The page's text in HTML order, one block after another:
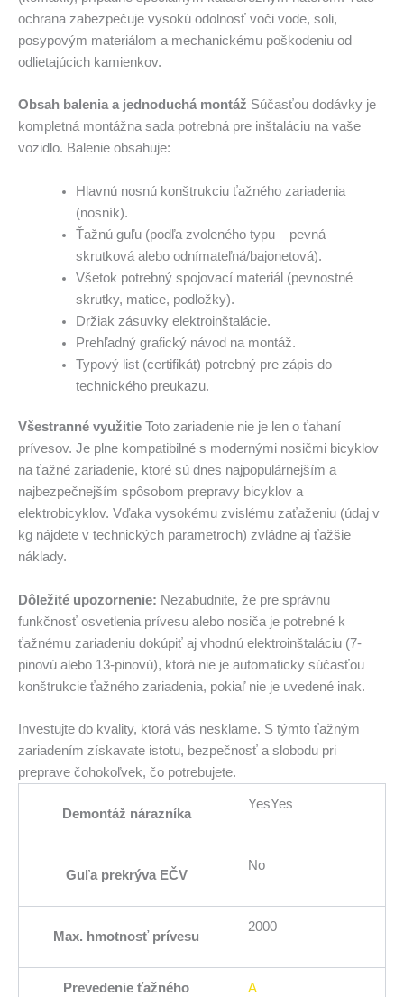
ochrana zabezpečuje vysokú odolnosť voči vode, soli,
posypovým materiálom a mechanickému poškodeniu od
odlietajúcich kamienkov.
Obsah balenia a jednoduchá montáž Súčasťou dodávky je
kompletná montážna sada potrebná pre inštaláciu na vaše
vozidlo. Balenie obsahuje:
Hlavnú nosnú konštrukciu ťažného zariadenia
(nosník).
Ťažnú guľu (podľa zvoleného typu – pevná
skrutková alebo odnímateľná/bajonetová).
Všetok potrebný spojovací materiál (pevnostné
skrutky, matice, podložky).
Držiak zásuvky elektroinštalácie.
Prehľadný grafický návod na montáž.
Typový list (certifikát) potrebný pre zápis do
technického preukazu.
Všestranné využitie Toto zariadenie nie je len o ťahaní
prívesov. Je plne kompatibilné s modernými nosičmi bicyklov
na ťažné zariadenie, ktoré sú dnes najpopulárnejším a
najbezpečnejším spôsobom prepravy bicyklov a
elektrobicyklov. Vďaka vysokému zvislému zaťaženiu (údaj v
kg nájdete v technických parametroch) zvládne aj ťažšie
náklady.
Dôležité upozornenie: Nezabudnite, že pre správnu
funkčnosť osvetlenia prívesu alebo nosiča je potrebné k
ťažnému zariadeniu dokúpiť aj vhodnú elektroinštaláciu (7-
pinovú alebo 13-pinovú), ktorá nie je automaticky súčasťou
konštrukcie ťažného zariadenia, pokiaľ nie je uvedené inak.
Investujte do kvality, ktorá vás nesklame. S týmto ťažným
zariadením získavate istotu, bezpečnosť a slobodu pri
preprave čohokoľvek, čo potrebujete.
Demontáž nárazníka
YesYes
Guľa prekrýva EČV
No
Max. hmotnosť prívesu
2000
Prevedenie ťažného
A